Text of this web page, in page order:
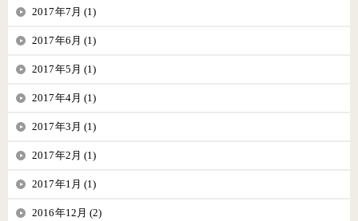
2017年7月 (1)
2017年6月 (1)
2017年5月 (1)
2017年4月 (1)
2017年3月 (1)
2017年2月 (1)
2017年1月 (1)
2016年12月 (2)